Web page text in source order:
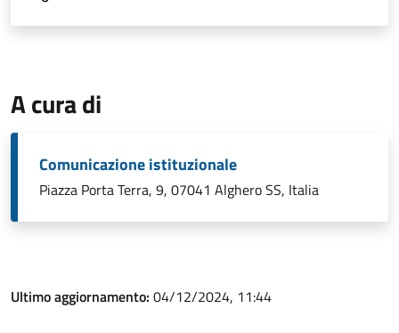
A cura di
Comunicazione istituzionale
Piazza Porta Terra, 9, 07041 Alghero SS, Italia
Ultimo aggiornamento: 04/12/2024, 11:44